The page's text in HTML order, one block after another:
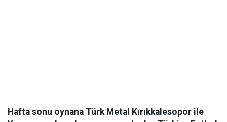
Hafta sonu oynana Türk Metal Kırıkkalesopor ile